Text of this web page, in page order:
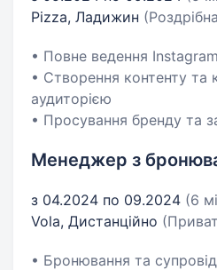
Pizza, Ладижин
• Повне ведення
• Створення контенту та
аудиторією
• Просування бренду та
Менеджер з
з 04.2024 по 09.2024 (6
Vola, Дистанційно
• Бронювання та супровід